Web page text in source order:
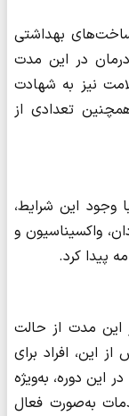
بهداشتی
بهداشت و درمان در این مدت
نیز به شهادت
تعدادی از
وجود این شرایط،
واکسیناسیون و
پیدا کرد.
این مدت از حالت
این، افراد برای
این دوره، به‌ویژه
به‌صورت فعال